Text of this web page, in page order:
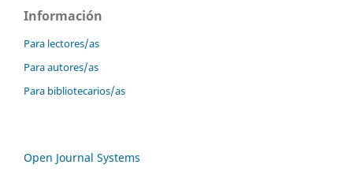
Información
Para lectores/as
Para autores/as
Para bibliotecarios/as
Open Journal Systems